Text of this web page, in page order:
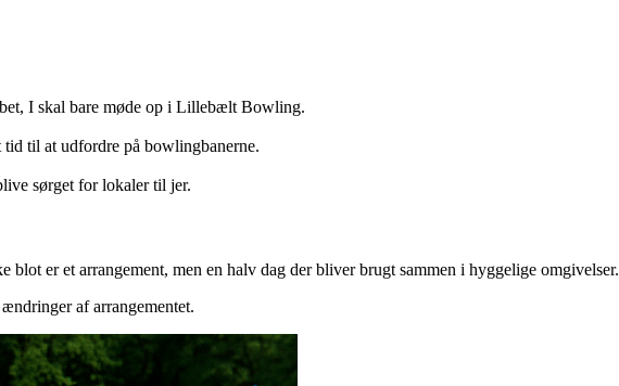
I skal bare møde op i Lillebælt Bowling.
til at udfordre på bowlingbanerne.
sørget for lokaler til jer.
er et arrangement, men en halv dag der bliver brugt sammen i hyggelige omgivelser.
af arrangementet.